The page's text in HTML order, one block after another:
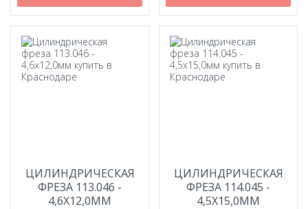
ЦИЛИНДРИЧЕСКАЯ
ФРЕЗА 113.046 -
4,6Х12,0ММ
ЦИЛИНДРИЧЕСКАЯ
ФРЕЗА 114.045 -
4,5Х15,0ММ